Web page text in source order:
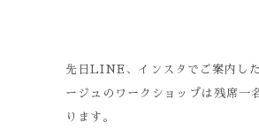
先日LINE、インスタでご案内し
ージュのワークショップは残席一
ります。